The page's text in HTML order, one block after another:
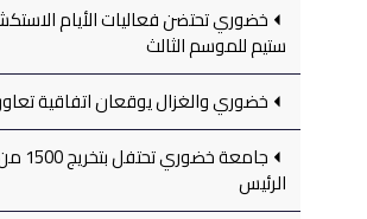
خضوري تحتضن فعاليات الأيام
ستيم للموسم الثالث
خضوري والغزال يوقعان اتفاقية
الرئيس